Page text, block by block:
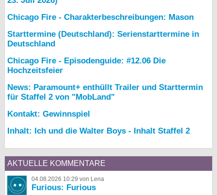
Chicago Fire - Charakterbeschreibungen: Mason
Starttermine (Deutschland): Serienstarttermine in
Deutschland
Chicago Fire - Episodenguide: #12.06 Die
Hochzeitsfeier
News: Paramount+ enthüllt Trailer und Starttermin
für Staffel 2 von "MobLand"
Kontakt: Gewinnspiel
Inhalt: Ich und die Walter Boys - Inhalt Staffel 2
AKTUELLE KOMMENTARE
04.08.2026 10:29 von Lena
Furious: Furious